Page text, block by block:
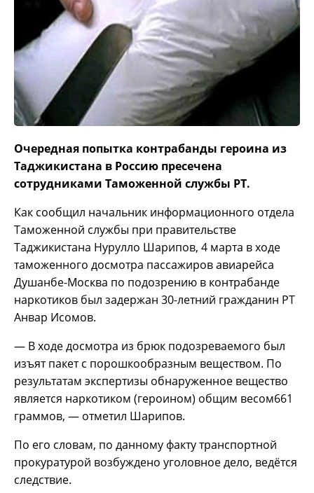
Очередная попытка контрабанды героина из
Таджикистана в Россию пресечена
сотрудниками Таможенной службы РТ.
Как сообщил начальник информационного отдела
Таможенной службы при правительстве
Таджикистана Нурулло Шарипов, 4 марта в ходе
таможенного досмотра пассажиров авиарейса
Душанбе-Москва по подозрению в контрабанде
наркотиков был задержан 30-летний гражданин РТ
Анвар Исомов.
— В ходе досмотра из брюк подозреваемого был
изъят пакет с порошкообразным веществом. По
результатам экспертизы обнаруженное вещество
является наркотиком (героином) общим весом661
граммов, — отметил Шарипов.
По его словам, по данному факту транспортной
прокуратурой возбуждено уголовное дело, ведётся
следствие.